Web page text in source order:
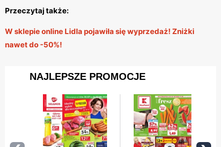
Przeczytaj także:
W sklepie online Lidla pojawiła się wyprzedaż! Zniżki
nawet do -50%!